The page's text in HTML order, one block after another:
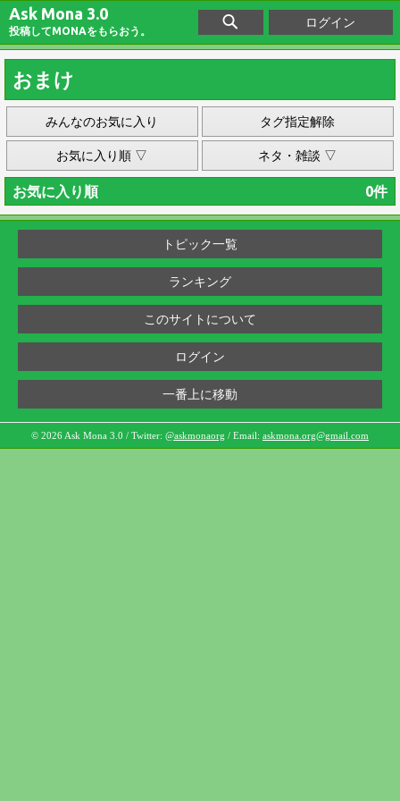
Ask Mona 3.0
投稿してMONAをもらおう。
ログイン
おまけ
みんなのお気に入り タグ指定解除
お気に入り順 ▽ ネタ・雑談 ▽
お気に入り順 0件
トピック一覧
ランキング
このサイトについて
ログイン
一番上に移動
© 2026 Ask Mona 3.0 / Twitter: @askmonaorg / Email: askmona.org@gmail.com